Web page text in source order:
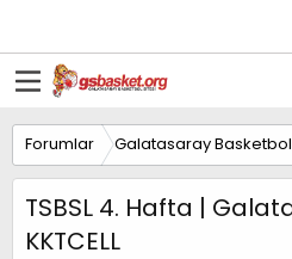
Forumlar Galatasaray Basketbol
TSBSL 4. Hafta |
KKTCELL